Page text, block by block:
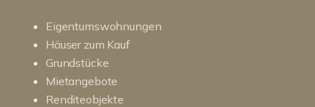
Eigentumswohnungen
Häuser zum Kauf
Grundstücke
Mietangebote
Renditeobjekte